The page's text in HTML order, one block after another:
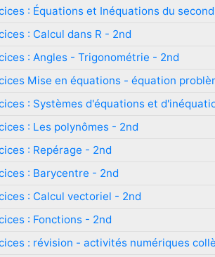
: Équations et Inéquations du
: Calcul dans R - 2nd
: Angles - Trigonométrie - 2nd
Mise en équations - équation
: Systèmes d'équations et
: Les polynômes - 2nd
: Repérage - 2nd
: Barycentre - 2nd
: Calcul vectoriel - 2nd
: Fonctions - 2nd
: révision - activités numériques